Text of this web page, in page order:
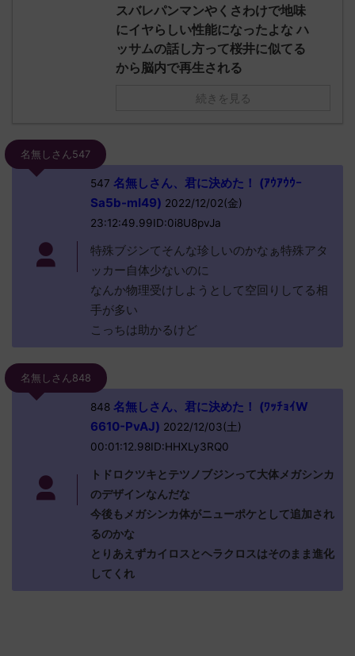
スバレパンマンやくさわけで地味
にイヤらしい性能になったよな ハ
ッサムの話し方って桜井に似てる
から脳内で再生される
続きを見る
名無しさん547
547 名無しさん、君に決めた！ (ｱｳｱｳｳｰ
Sa5b-mI49) 2022/12/02(金)
23:12:49.99ID:0i8U8pvJa
特殊ブジンてそんな珍しいのかなぁ特殊アタ
ッカー自体少ないのに
なんか物理受けしようとして空回りしてる相
手が多い
こっちは助かるけど
名無しさん848
848名無しさん、君に決めた！ (ﾜｯﾁｮｲW
6610-PvAJ) 2022/12/03(土)
00:01:12.98ID:HHXLy3RQ0
トドロクツキとテツノブジンって大体メガシンカ
のデザインなんだな
今後もメガシンカ体がニューポケとして追加され
るのかな
とりあえずカイロスとヘラクロスはそのまま進化
してくれ